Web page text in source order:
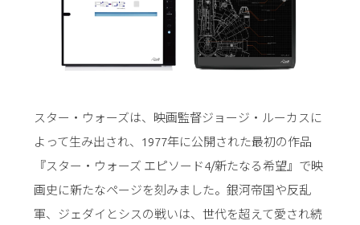
スター・ウォーズは、映画監督ジョージ・ルーカスに
よって生み出され、1977年に公開された最初の作品
『スター・ウォーズ エピソード4/新たなる希望』で映
画史に新たなページを刻みました。銀河帝国や反乱
軍、ジェダイとシスの戦いは、世代を超えて愛され続